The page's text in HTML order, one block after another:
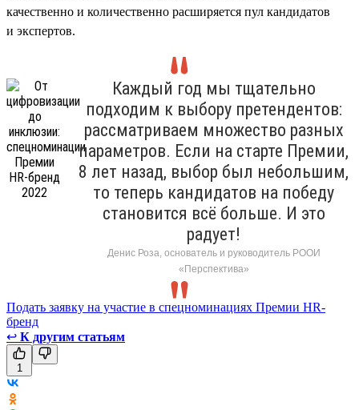
качественно и количественно расширяется пул кандидатов
и экспертов.
Каждый год мы тщательно
подходим к выбору претендентов:
рассматриваем множество разных
параметров. Если на старте Премии,
8 лет назад, выбор был небольшим,
то теперь кандидатов на победу
становится всё больше. И это
радует!
Денис Роза, основатель и руководитель РООИ
«Перспектива»
Подать заявку на участие в спецноминациях Премии HR-
бренд
↩ К другим статьям
1